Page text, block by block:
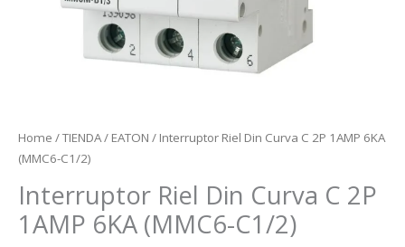
Home /TIENDA/ EATON / Interruptor Riel Din Curva C 2P 1AMP 6KA
(MMC6-C1/2)
Interruptor Riel Din Curva C 2P
1AMP 6KA (MMC6-C1/2)